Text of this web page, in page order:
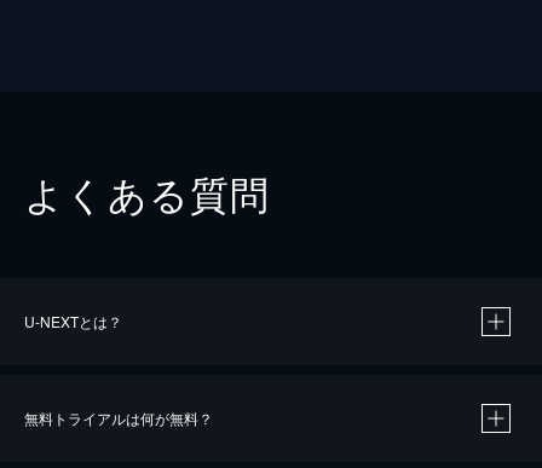
よくある質問
U-NEXTとは？
無料トライアルは何が無料？